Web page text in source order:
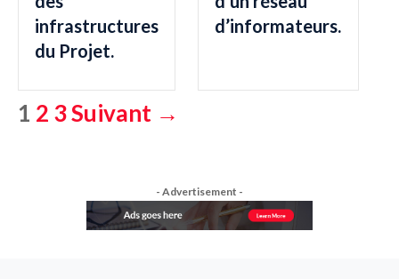
infrastructures
du Projet.
d’informateurs.
Pagination
1 2 3Suivant →
- Advertisement -